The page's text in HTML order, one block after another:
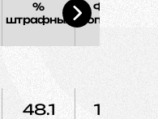
%
штрафных
Фолы
соперника
48.1 10.9